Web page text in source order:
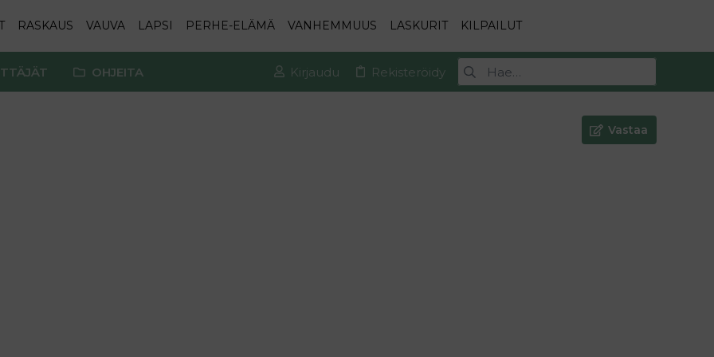
RASKAUS VAUVA LAPSI PERHE-ELÄMÄ VANHEMMUUS LASKURIT KILPAILUT
OHJEITA Kirjaudu Rekisteröidy
Vastaa